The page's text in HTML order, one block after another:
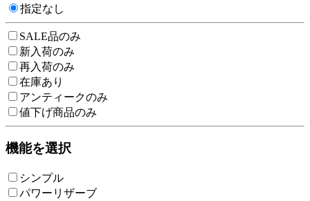
指定なし
SALE品のみ
新入荷のみ
再入荷のみ
在庫あり
アンティークのみ
値下げ商品のみ
機能を選択
シンプル
パワーリザーブ